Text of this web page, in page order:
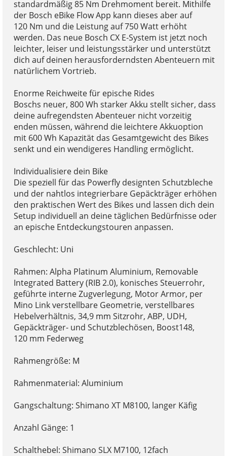
standardmäßig 85 Nm Drehmoment bereit. Mithilfe
der Bosch eBike Flow App kann dieses aber auf
120 Nm und die Leistung auf 750 Watt erhöht
werden. Das neue Bosch CX E-System ist jetzt noch
leichter, leiser und leistungsstärker und unterstützt
dich auf deinen herausforderndsten Abenteuern mit
natürlichem Vortrieb.
Enorme Reichweite für epische Rides
Boschs neuer, 800 Wh starker Akku stellt sicher, dass
deine aufregendsten Abenteuer nicht vorzeitig
enden müssen, während die leichtere Akkuoption
mit 600 Wh Kapazität das Gesamtgewicht des Bikes
senkt und ein wendigeres Handling ermöglicht.
Individualisiere dein Bike
Die speziell für das Powerfly designten Schutzbleche
und der nahtlos integrierbare Gepäckträger erhöhen
den praktischen Wert des Bikes und lassen dich dein
Setup individuell an deine täglichen Bedürfnisse oder
an epische Entdeckungstouren anpassen.
Geschlecht: Uni
Rahmen: Alpha Platinum Aluminium, Removable
Integrated Battery (RIB 2.0), konisches Steuerrohr,
geführte interne Zugverlegung, Motor Armor, per
Mino Link verstellbare Geometrie, verstellbares
Hebelverhältnis, 34,9 mm Sitzrohr, ABP, UDH,
Gepäckträger- und Schutzblechösen, Boost148,
120 mm Federweg
Rahmengröße: M
Rahmenmaterial: Aluminium
Gangschaltung: Shimano XT M8100, langer Käfig
Anzahl Gänge: 1
Schalthebel: Shimano SLX M7100, 12fach